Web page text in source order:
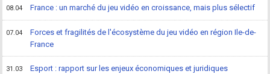
08.04 France : un marché du jeu vidéo en croissance, mais plus sélectif
07.04
Forces et fragilités de l'écosystème du jeu vidéo en région Ile-de-
France
31.03 Esport : rapport sur les enjeux économiques et juridiques